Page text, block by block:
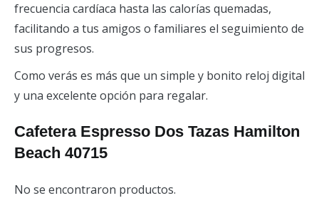
frecuencia cardíaca hasta las calorías quemadas,
facilitando a tus amigos o familiares el seguimiento de
sus progresos.
Como verás es más que un simple y bonito reloj digital
y una excelente opción para regalar.
Cafetera Espresso Dos Tazas Hamilton
Beach 40715
No se encontraron productos.